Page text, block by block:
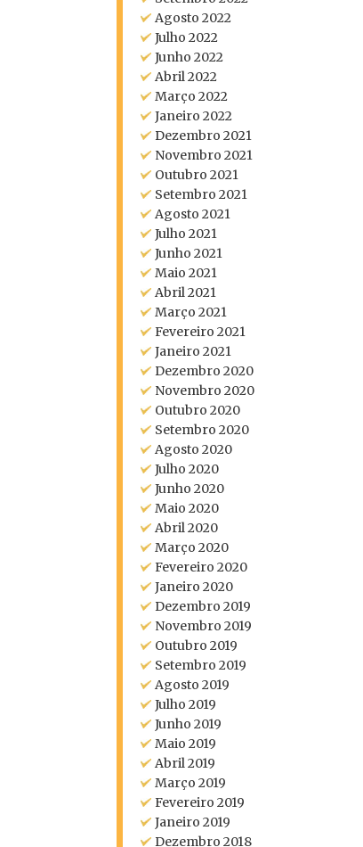
Agosto 2022
Julho 2022
Junho 2022
Abril 2022
Março 2022
Janeiro 2022
Dezembro 2021
Novembro 2021
Outubro 2021
Setembro 2021
Agosto 2021
Julho 2021
Junho 2021
Maio 2021
Abril 2021
Março 2021
Fevereiro 2021
Janeiro 2021
Dezembro 2020
Novembro 2020
Outubro 2020
Setembro 2020
Agosto 2020
Julho 2020
Junho 2020
Maio 2020
Abril 2020
Março 2020
Fevereiro 2020
Janeiro 2020
Dezembro 2019
Novembro 2019
Outubro 2019
Setembro 2019
Agosto 2019
Julho 2019
Junho 2019
Maio 2019
Abril 2019
Março 2019
Fevereiro 2019
Janeiro 2019
Dezembro 2018